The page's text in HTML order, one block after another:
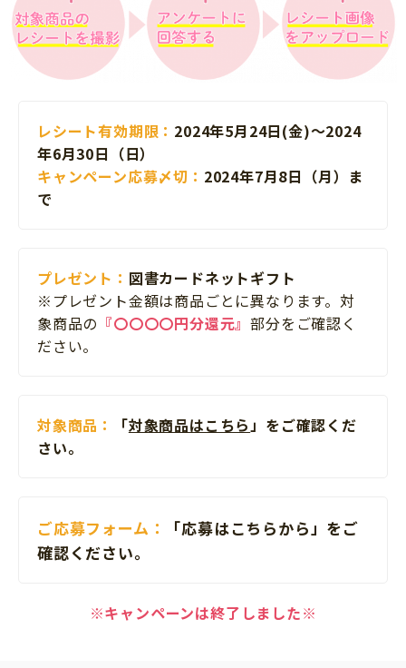
レシート有効期限： 2024年5月24日(金)～2024
年6月30日（日）
キャンペーン応募〆切： 2024年7月8日（月）ま
で
プレゼント： 図書カードネットギフト
※プレゼント金額は商品ごとに異なります。対
象商品の 『〇〇〇〇円分還元』部分をご確認く
ださい。
対象商品： 「対象商品はこちら 」をご確認くだ
さい。
ご応募フォーム：
「応募はこちらから」をご
確認ください。
※キャンペーンは終了しました※